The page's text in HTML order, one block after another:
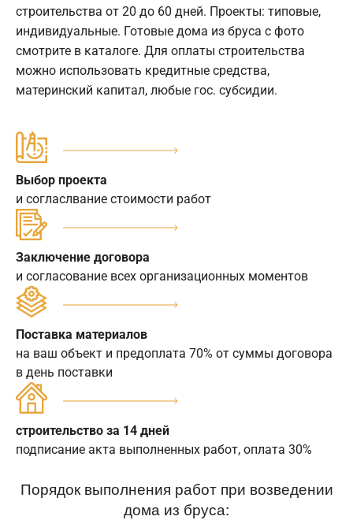
строительства от 20 до 60 дней. Проекты: типовые,
индивидуальные. Готовые дома из бруса с фото
смотрите в каталоге. Для оплаты строительства
можно использовать кредитные средства,
материнский капитал, любые гос. субсидии.
Выбор проекта
и согласлвание стоимости работ
Заключение договора
и согласование всех организационных моментов
Поставка материалов
на ваш объект и предоплата 70% от суммы договора
в день поставки
строительство за 14 дней
подписание акта выполненных работ, оплата 30%
Порядок выполнения работ при возведении
дома из бруса: